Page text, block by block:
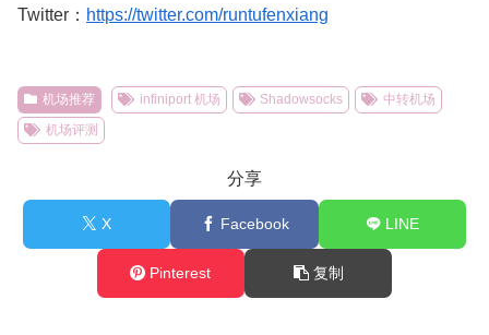
Twitter： https://twitter.com/runtufenxiang
机场推荐 infiniport 机场 Shadowsocks
中转机场
机场评测
分享
X Facebook LINE
Pinterest 复制